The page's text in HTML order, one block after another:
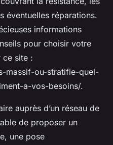
éventuelles réparations.
informations
pour choisir votre
ce site :
massif-ou-stratifie-quel-
a-vos-besoins/.
auprès d’un réseau de
de proposer un
une pose